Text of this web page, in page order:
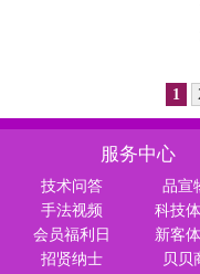
1
服务中心
技术问答
品宣
手法视频
科技
会员福利日
新客
招贤纳士
贝贝